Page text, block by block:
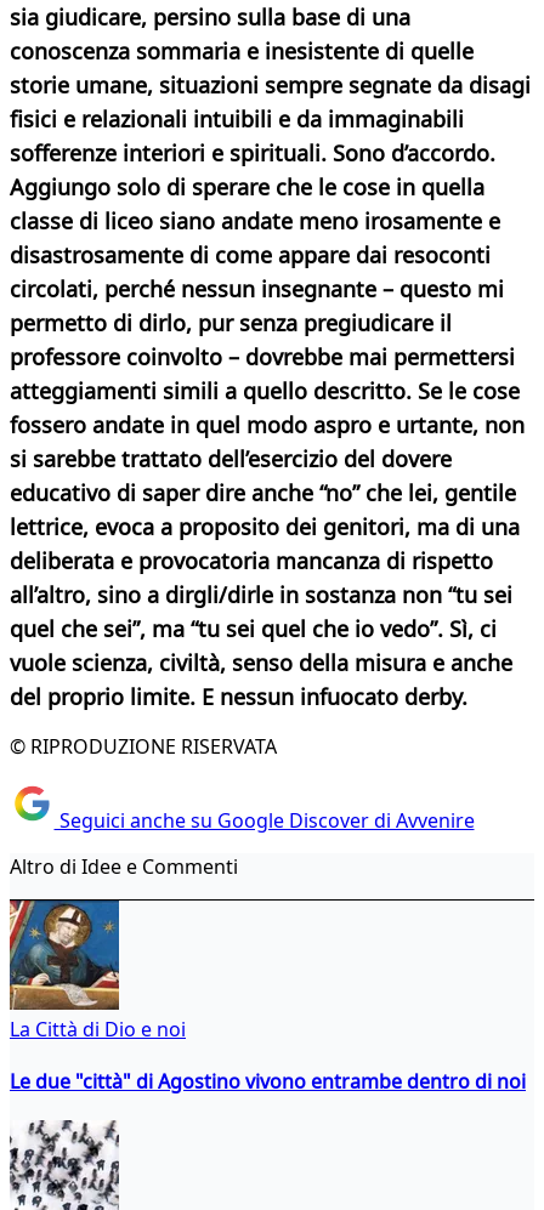
sia giudicare, persino sulla base di una
conoscenza sommaria e inesistente di quelle
storie umane, situazioni sempre segnate da disagi
fisici e relazionali intuibili e da immaginabili
sofferenze interiori e spirituali. Sono d’accordo.
Aggiungo solo di sperare che le cose in quella
classe di liceo siano andate meno irosamente e
disastrosamente di come appare dai resoconti
circolati, perché nessun insegnante – questo mi
permetto di dirlo, pur senza pregiudicare il
professore coinvolto – dovrebbe mai permettersi
atteggiamenti simili a quello descritto. Se le cose
fossero andate in quel modo aspro e urtante, non
si sarebbe trattato dell’esercizio del dovere
educativo di saper dire anche “no” che lei, gentile
lettrice, evoca a proposito dei genitori, ma di una
deliberata e provocatoria mancanza di rispetto
all’altro, sino a dirgli/dirle in sostanza non “tu sei
quel che sei”, ma “tu sei quel che io vedo”. Sì, ci
vuole scienza, civiltà, senso della misura e anche
del proprio limite. E nessun infuocato derby.
© RIPRODUZIONE RISERVATA
Seguici anche su Google Discover di Avvenire
Altro di Idee e Commenti
La Città di Dio e noi
Le due "città" di Agostino vivono entrambe dentro di noi